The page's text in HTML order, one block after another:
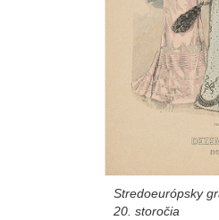
Stredoeurópsky
20. storočia